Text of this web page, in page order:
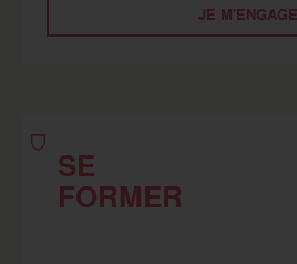
JE M'ENGAGE
SE
FORMER